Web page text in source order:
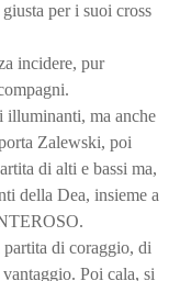
per i suoi cross
incidere, pur
ma anche
Zalewski, poi
di alti e bassi ma,
della Dea, insieme a
di coraggio, di
Poi cala, si